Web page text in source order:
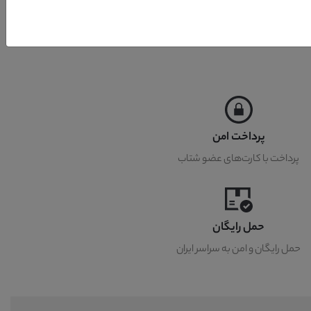
پرداخت امن
پرداخت با کارت‌های عضو شتاب
حمل رایگان
حمل رایگان و امن به سراسر ایران